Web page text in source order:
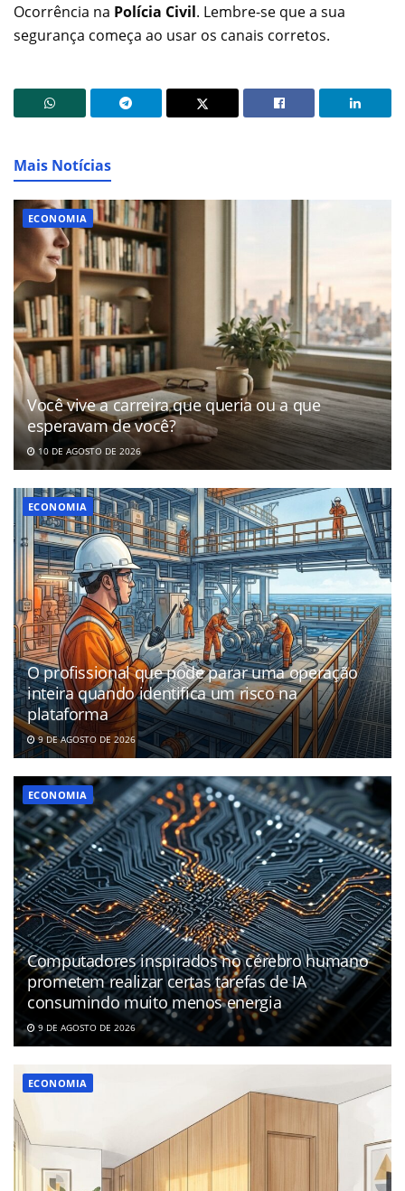
Ocorrência na Polícia Civil. Lembre-se que a sua
segurança começa ao usar os canais corretos.
Mais Notícias
ECONOMIA
Você vive a carreira que queria ou a que
esperavam de você?
10 DE AGOSTO DE 2026
ECONOMIA
O profissional que pode parar uma operação
inteira quando identifica um risco na
plataforma
9 DE AGOSTO DE 2026
ECONOMIA
Computadores inspirados no cérebro humano
prometem realizar certas tarefas de IA
consumindo muito menos energia
9 DE AGOSTO DE 2026
ECONOMIA